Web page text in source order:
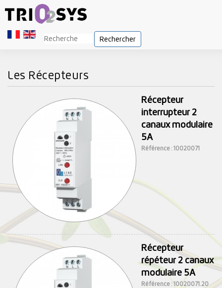
Rechercher
Les Récepteurs
Récepteur
interrupteur 2
canaux modulaire
5A
Référence : 10020071
Récepteur
répéteur 2 canaux
modulaire 5A
Référence : 10020071.20